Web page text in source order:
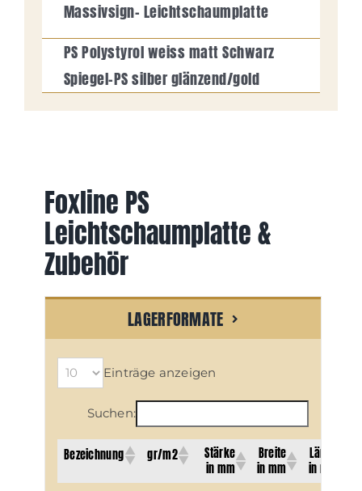
Massivsign- Leichtschaumplatte
PS Polystyrol weiss matt Schwarz
Spiegel-PS silber glänzend/gold
Foxline PS
Leichtschaumplatte &
Zubehör
LAGERFORMATE
Einträge anzeigen
Suchen:
Bezeichnung gr/m2
Stärke
in mm
Breite
in mm
Länge
in mm